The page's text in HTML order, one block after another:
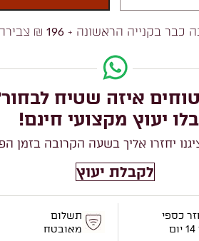
כבר בקנייה הראשונה + 196
₪
איזה שטיח
יעוץ מקצועי חינם!
יחזרו אליך בשעה הקרובה בזמן
לקבלת יעוץ
כספי
תשלום
מאובטח